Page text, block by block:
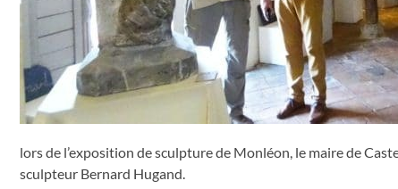
lors de l’exposition de sculpture de Monléon, le maire de
sculpteur Bernard Hugand.